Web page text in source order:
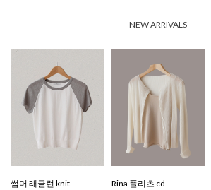
NEW ARRIVALS
썸머 래글런 knit Rina 플리츠 cd